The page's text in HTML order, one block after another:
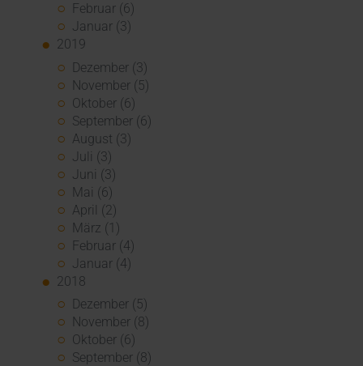
Februar (6)
Januar (3)
2019
Dezember (3)
November (5)
Oktober (6)
September (6)
August (3)
Juli (3)
Juni (3)
Mai (6)
April (2)
März (1)
Februar (4)
Januar (4)
2018
Dezember (5)
November (8)
Oktober (6)
September (8)